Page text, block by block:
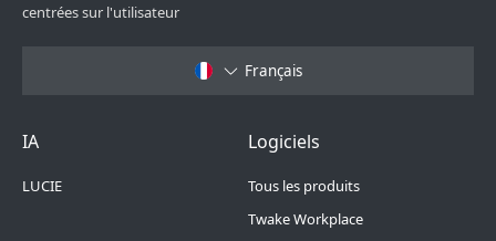
centrées sur l'utilisateur
Français
Footer Menu 6
IA
LUCIE
Footer Menu 1
Logiciels
Tous les produits
Twake Workplace